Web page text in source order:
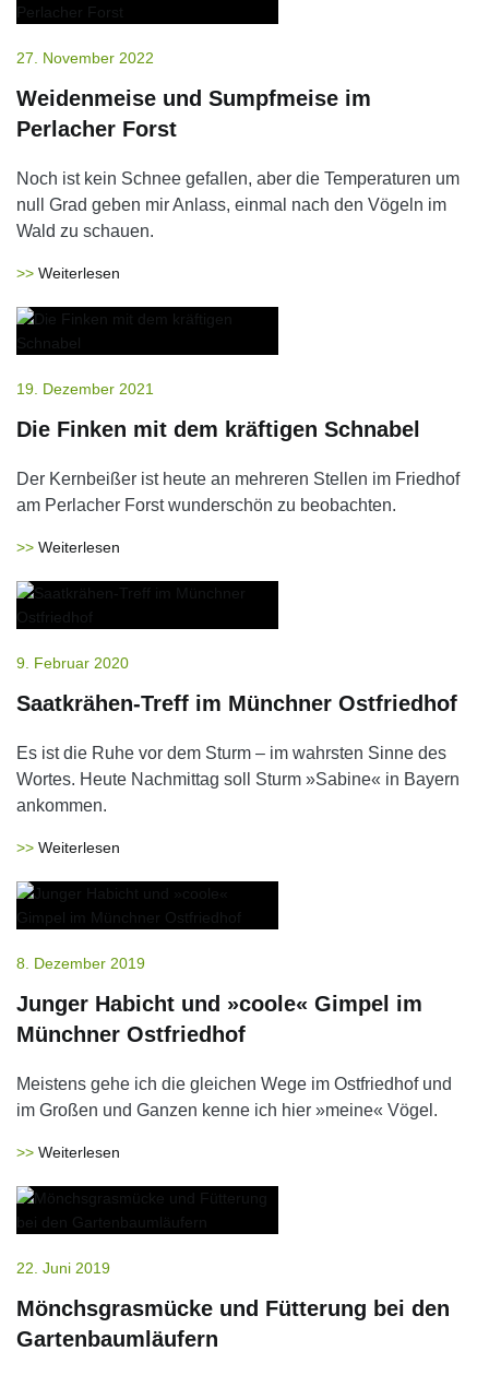
27. November 2022
Weidenmeise und Sumpfmeise im
Perlacher Forst
Noch ist kein Schnee gefallen, aber die Temperaturen um
null Grad geben mir Anlass, einmal nach den Vögeln im
Wald zu schauen.
Weiterlesen
19. Dezember 2021
Die Finken mit dem kräftigen Schnabel
Der Kernbeißer ist heute an mehreren Stellen im Friedhof
am Perlacher Forst wunderschön zu beobachten.
Weiterlesen
9. Februar 2020
Saatkrähen-Treff im Münchner Ostfriedhof
Es ist die Ruhe vor dem Sturm – im wahrsten Sinne des
Wortes. Heute Nachmittag soll Sturm »Sabine« in Bayern
ankommen.
Weiterlesen
8. Dezember 2019
Junger Habicht und »coole« Gimpel im
Münchner Ostfriedhof
Meistens gehe ich die gleichen Wege im Ostfriedhof und
im Großen und Ganzen kenne ich hier »meine« Vögel.
Weiterlesen
22. Juni 2019
Mönchsgrasmücke und Fütterung bei den
Gartenbaumläufern